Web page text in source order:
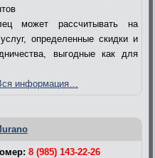
может рассчитывать на
определенные скидки и
выгодные как для
информация…
8 (985) 143-22-26